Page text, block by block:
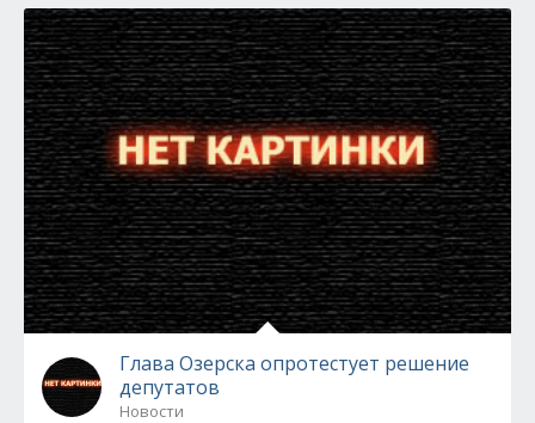
Глава Озерска опротестует решение
депутатов
Новости